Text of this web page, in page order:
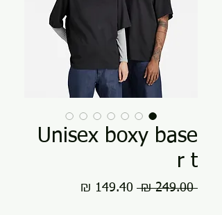
Unisex boxy base
r t
249.00 ₪
Regular
149.40 ₪